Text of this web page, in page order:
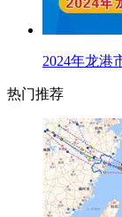
2024年龙港
热门推荐